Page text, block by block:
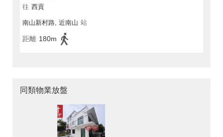
往 西貢
南山新村路, 近南山 站
距離 180m
同類物業放盤